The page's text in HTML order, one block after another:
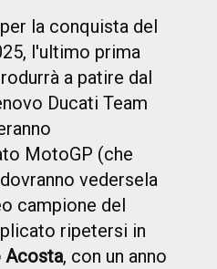
la conquista del
l'ultimo prima
a patire dal
Ducati Team
MotoGP (che
vedersela
campione del
ripetersi in
Acosta, con un anno